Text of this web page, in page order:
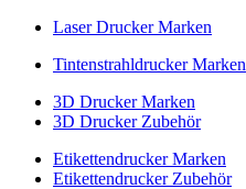
Laser Drucker Marken
Tintenstrahldrucker Marken
3D Drucker Marken
3D Drucker Zubehör
Etikettendrucker Marken
Etikettendrucker Zubehör